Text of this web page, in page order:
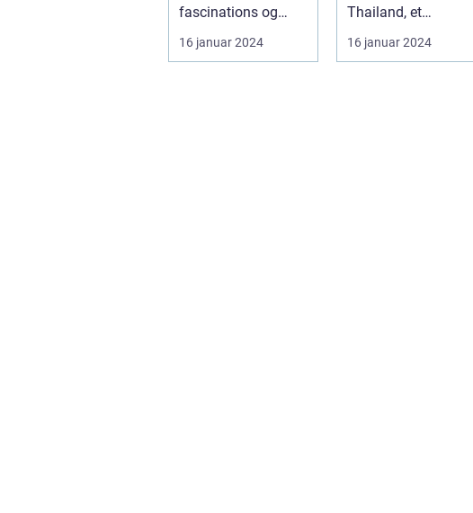
fascinations og
beundring. Med sin
betagende natu...
16 januar 2024
Thailand, et
eksotisk land med
sine smukke
16 januar 2024